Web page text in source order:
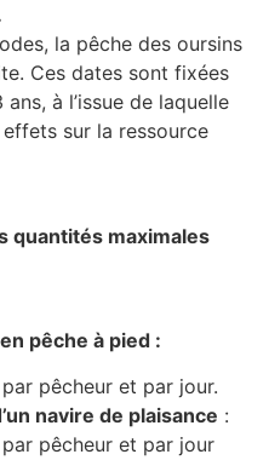
la pêche des oursins
Ces dates sont fixées
à l’issue de laquelle
sur la ressource
quantités maximales
pêche à pied :
pêcheur et par jour.
navire de plaisance :
par pêcheur et par jour